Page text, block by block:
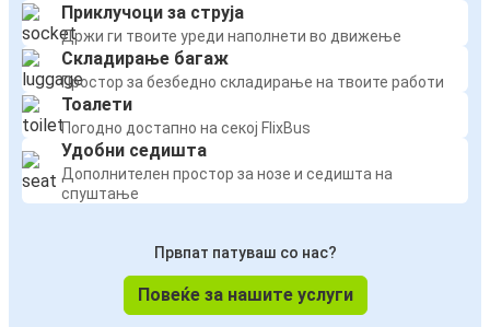
Приклучоци за струја
Држи ги твоите уреди наполнети во движење
Складирање багаж
Простор за безбедно складирање на твоите работи
Тоалети
Погодно достапно на секој FlixBus
Удобни седишта
Дополнителен простор за нозе и седишта на
спуштање
Првпат патуваш со нас?
Повеќе за нашите услуги